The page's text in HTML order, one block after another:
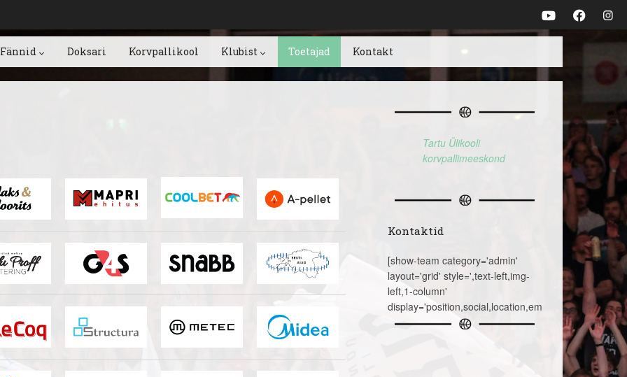
Fännid Doksari Korvpallikool Klubist Toetajad Kontakt
Tartu Ülikooli
korvpallimeeskond
Kontaktid
[show-team category='admin'
layout='grid' style=',text-left,img-
left,1-column'